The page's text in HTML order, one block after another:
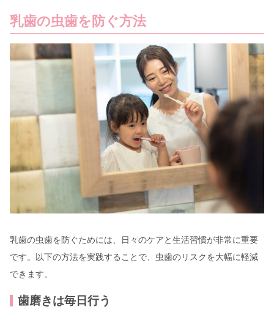
乳歯の虫歯を防ぐ方法
乳歯の虫歯を防ぐためには、日々のケアと生活習慣が非常に重要
です。以下の方法を実践することで、虫歯のリスクを大幅に軽減
できます。
歯磨きは毎日行う